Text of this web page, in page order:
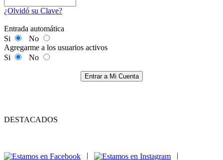
¿Olvidó su Clave?
Entrada automática
Si
No
Agregarme a los usuarios activos
Si
No
Entrar a Mi Cuenta
DESTACADOS